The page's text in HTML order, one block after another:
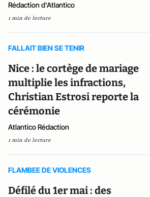
Rédaction d'Atlantico
1 min de lecture
FALLAIT BIEN SE TENIR
Nice : le cortège de mariage
multiplie les infractions,
Christian Estrosi reporte la
cérémonie
Atlantico Rédaction
1 min de lecture
FLAMBEE DE VIOLENCES
Défilé du 1er mai : des